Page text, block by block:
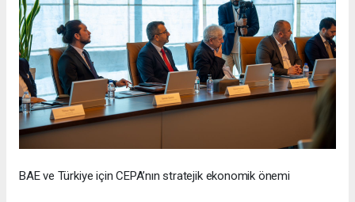
BAE ve Türkiye için CEPA’nın stratejik ekonomik önemi